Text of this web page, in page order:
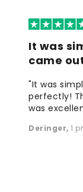
It was
came
"It was
perfectly!
was
Deringer, 1